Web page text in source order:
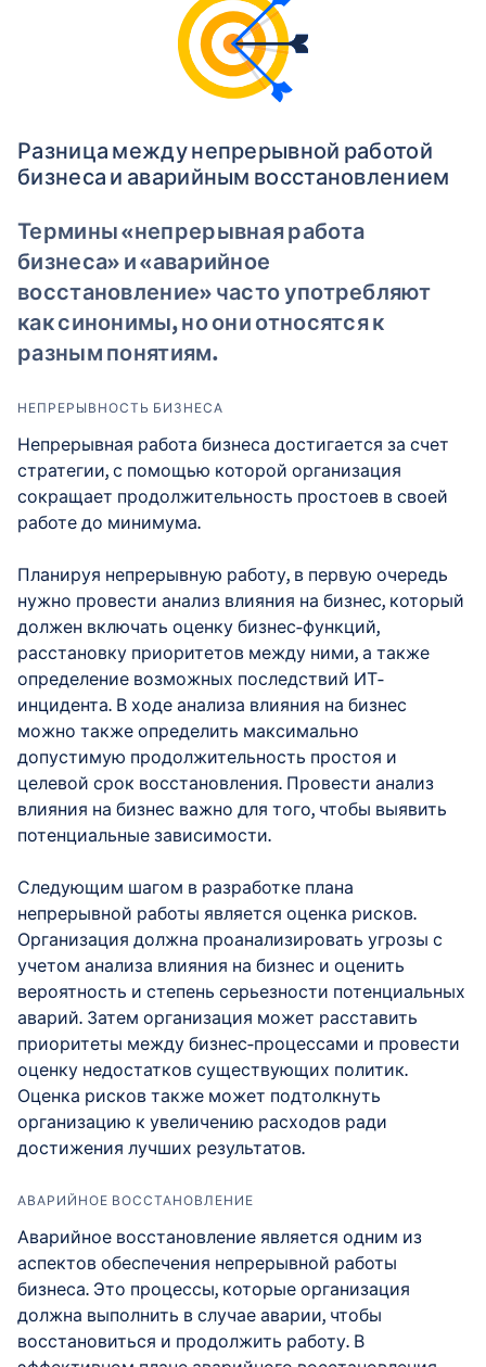
Разница между непрерывной работой
бизнеса и аварийным восстановлением
Термины «непрерывная работа
бизнеса» и «аварийное
восстановление» часто употребляют
как синонимы, но они относятся к
разным понятиям.
НЕПРЕРЫВНОСТЬ БИЗНЕСА
Непрерывная работа бизнеса достигается за счет
стратегии, с помощью которой организация
сокращает продолжительность простоев в своей
работе до минимума.
Планируя непрерывную работу, в первую очередь
нужно провести анализ влияния на бизнес, который
должен включать оценку бизнес-функций,
расстановку приоритетов между ними, а также
определение возможных последствий ИТ-
инцидента. В ходе анализа влияния на бизнес
можно также определить максимально
допустимую продолжительность простоя и
целевой срок восстановления. Провести анализ
влияния на бизнес важно для того, чтобы выявить
потенциальные зависимости.
Следующим шагом в разработке плана
непрерывной работы является оценка рисков.
Организация должна проанализировать угрозы с
учетом анализа влияния на бизнес и оценить
вероятность и степень серьезности потенциальных
аварий. Затем организация может расставить
приоритеты между бизнес-процессами и провести
оценку недостатков существующих политик.
Оценка рисков также может подтолкнуть
организацию к увеличению расходов ради
достижения лучших результатов.
АВАРИЙНОЕ ВОССТАНОВЛЕНИЕ
Аварийное восстановление является одним из
аспектов обеспечения непрерывной работы
бизнеса. Это процессы, которые организация
должна выполнить в случае аварии, чтобы
восстановиться и продолжить работу. В